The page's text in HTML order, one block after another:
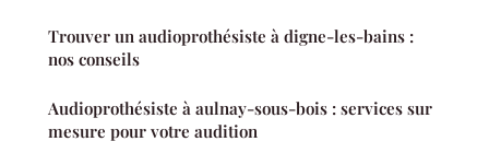
Trouver un audioprothésiste à digne-les-bains :
nos conseils
Audioprothésiste à aulnay-sous-bois : services sur
mesure pour votre audition